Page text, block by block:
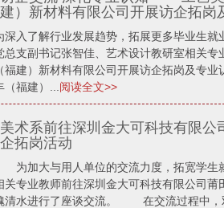
建）新材料有限公司开展访企拓岗
深入了解行业发展趋势，拓展更多毕业生
总支副书记张智佳、艺术设计教研室相关
福建）新材料有限公司开展访企拓岗及专
福建）... 阅读全文>>
术系前往深圳金大可科技有限公
拓岗活动
为加大与用人单位的交流力度，拓宽学生
关专业教师前往深圳金大可科技有限公司
清水进行了座谈交流。 在交流过程中，